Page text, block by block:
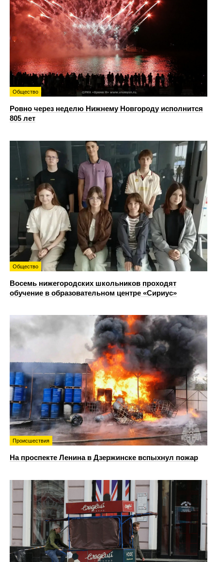
Общество
Ровно через неделю Нижнему Новгороду исполнится
805 лет
Общество
Восемь нижегородских школьников проходят
обучение в образовательном центре «Сириус»
Происшествия
На проспекте Ленина в Дзержинске вспыхнул пожар